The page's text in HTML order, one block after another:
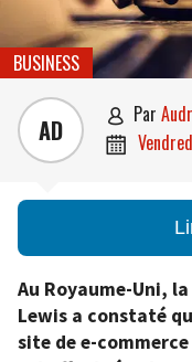
BUSINESS
AD  par

Au Royaume-Uni,
Lewis a constaté
site de e-